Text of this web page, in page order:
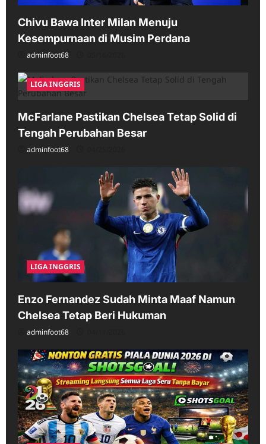
Chivu Bawa Inter Milan Menuju
Kesempurnaan di Musim Perdana
adminfoot68
LIGA INGGRIS
McFarlane Pastikan Chelsea Tetap Solid di
Tengah Perubahan Besar
adminfoot68
LIGA INGGRIS
Enzo Fernandez Sudah Minta Maaf Namun
Chelsea Tetap Beri Hukuman
adminfoot68